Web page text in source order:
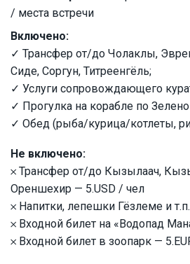
/ места встречи
Включено:
✓ Трансфер от/до Чолаклы,
Сиде, Соргун, Титреенгёль;
✓ Услуги сопровождающего
✓ Прогулка на корабле по
✓ Обед (рыба/курица/котлеты,
Не включено:
𐄂 Трансфер от/до Кызылаач,
Ореншехир — 5.USD / чел
𐄂 Напитки, лепешки Гёзлеме и т.п.
𐄂 Входной билет на «Водопад
𐄂 Входной билет в зоопарк —